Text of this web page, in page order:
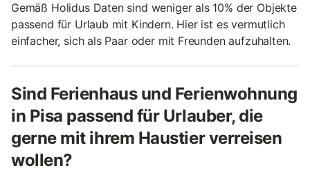
Gemäß Holidus Daten sind weniger als 10% der Objekte
passend für Urlaub mit Kindern. Hier ist es vermutlich
einfacher, sich als Paar oder mit Freunden aufzuhalten.
Sind Ferienhaus und Ferienwohnung
in Pisa passend für Urlauber, die
gerne mit ihrem Haustier verreisen
wollen?